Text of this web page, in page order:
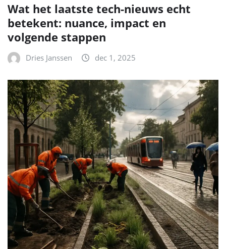
Wat het laatste tech-nieuws echt
betekent: nuance, impact en
volgende stappen
Dries Janssen dec 1, 2025